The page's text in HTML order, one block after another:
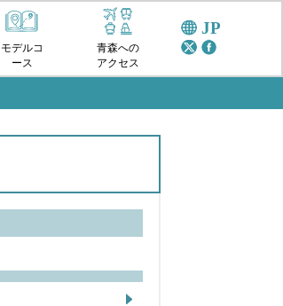
モデルコ
ース
青森への
アクセス
JP